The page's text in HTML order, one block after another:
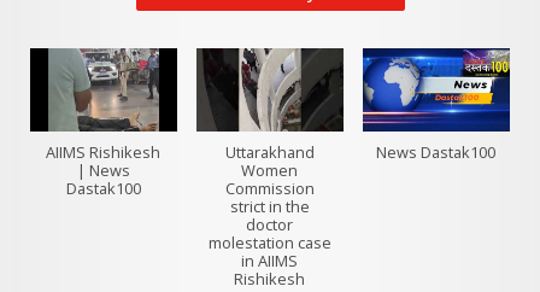
AIIMS Rishikesh
| News
Dastak100
Uttarakhand
Women
Commission
strict in the
doctor
molestation case
in AIIMS
Rishikesh
News Dastak100